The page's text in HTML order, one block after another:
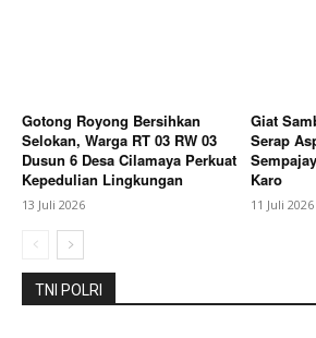
Berita Lainnya Meriahkan HUT RI
Karo Gelar Gerak Jalan
Gotong Royong Bersihkan
Selokan, Warga RT 03 RW 03
Dusun 6 Desa Cilamaya Perkuat
Kepedulian Lingkungan
13 Juli 2026
Giat
Serap
Karo
11 Juli 2026
TNI POLRI